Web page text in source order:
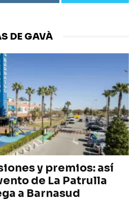
DE GAVÀ
y premios: así
de La Patrulla
a Barnasud